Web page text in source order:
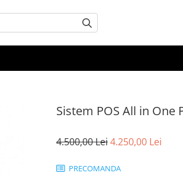
Sistem POS All in One
4.500,00 Lei4.250,00 Lei
PRECOMANDA